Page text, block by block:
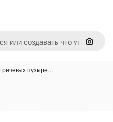
Поиск
речевых пузыре…